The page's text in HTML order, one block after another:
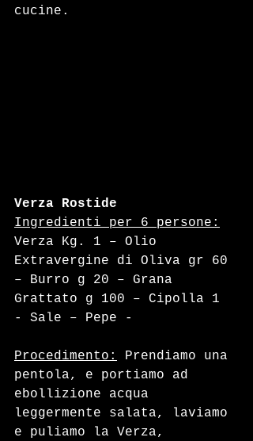
cucine.
Verza Rostide
Ingredienti per 6 persone:
Verza Kg. 1 – Olio
Extravergine di Oliva gr 60
– Burro g 20 – Grana
Grattato g 100 – Cipolla 1
- Sale – Pepe -
Procedimento:
Prendiamo una
pentola, e portiamo ad
ebollizione acqua
leggermente salata, laviamo
e puliamo la Verza,